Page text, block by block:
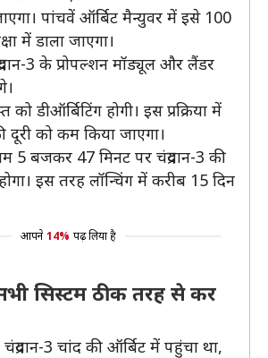
पांचवें ऑर्बिट मैन्युवर में इसे 100
में डाला जाएगा।
3 के प्रोपल्शन मॉड्यूल और लैंडर
डीऑर्बिटिंग होगी। इस प्रक्रिया में
दूरी को कम किया जाएगा।
5 बजकर 47 मिनट पर चंद्रयान-3 की
इस तरह लॉन्चिंग में करीब 15 दिन
आपने 14% पढ़ लिया है
सिस्टम ठीक तरह से कर
3 चांद की ऑर्बिट में पहुंचा था,